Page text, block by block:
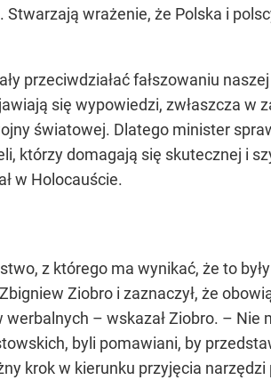
wrażenie, że Polska i
przeciwdziałać fałszowaniu
się wypowiedzi, zwłaszcza w
światowej. Dlatego minister
którzy domagają się skutecznej i
w Holocauście.
z którego ma wynikać, że to
Ziobro i zaznaczył, że
– wskazał Ziobro. – Nie
byli pomawiani, by
krok w kierunku przyjęcia